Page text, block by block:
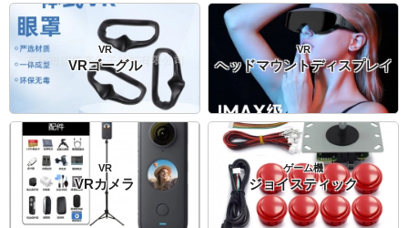
VR
VRゴーグル
VR
ヘッドマウントディスプレイ
VR
VRカメラ
ゲーム機
ジョイスティック